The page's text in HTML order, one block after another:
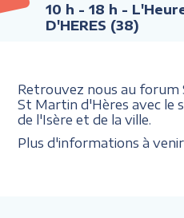
10 h - 18 h -
D'HERES (38)
Retrouvez nous au forum
St Martin d'Hères avec le
de l'Isère et de la ville.
Plus d'informations à venir